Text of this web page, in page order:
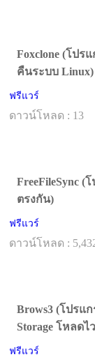
Foxclone (โปร
คืนระบบ Linux)
ฟรีแวร์
ดาวน์โหลด : 13
FreeFileSync (
ตรงกัน)
ฟรีแวร์
ดาวน์โหลด :
Brows3 (โปรแ
Storage โหลดไ
ฟรีแวร์